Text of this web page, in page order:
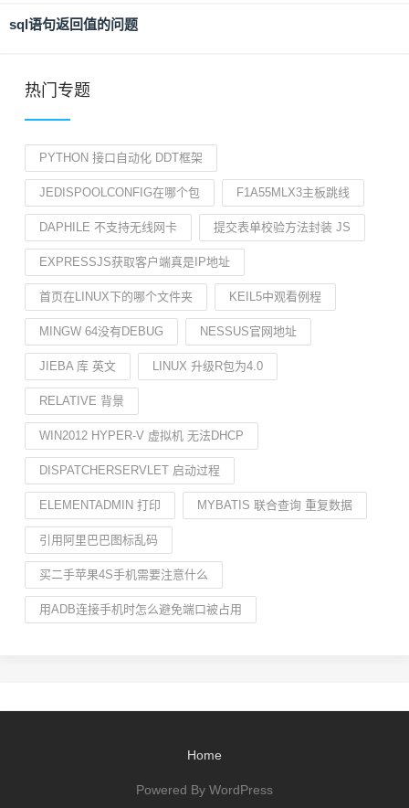
sql语句返回值的问题
热门专题
PYTHON 接口自动化 DDT框架
JEDISPOOLCONFIG在哪个包 F1A55MLX3主板跳线
DAPHILE 不支持无线网卡 提交表单校验方法封装 JS
EXPRESSJS获取客户端真是IP地址
首页在LINUX下的哪个文件夹 KEIL5中观看例程
MINGW 64没有DEBUG NESSUS官网地址
JIEBA 库 英文 LINUX 升级R包为4.0
RELATIVE 背景
WIN2012 HYPER-V 虚拟机 无法DHCP
DISPATCHERSERVLET 启动过程
ELEMENTADMIN 打印 MYBATIS 联合查询 重复数据
引用阿里巴巴图标乱码
买二手苹果4S手机需要注意什么
用ADB连接手机时怎么避免端口被占用
Home
Powered By WordPress